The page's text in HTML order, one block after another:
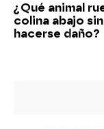
¿Qué animal
colina abajo sin
hacerse daño?